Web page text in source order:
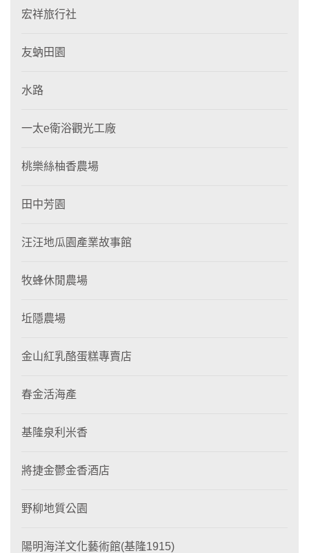
宏祥旅行社
友蚋田園
水路
一太e衛浴觀光工廠
桃樂絲柚香農場
田中芳園
汪汪地瓜園產業故事館
牧蜂休閒農場
坵隱農場
金山紅乳酪蛋糕專賣店
春金活海產
基隆泉利米香
將捷金鬱金香酒店
野柳地質公園
陽明海洋文化藝術館(基隆1915)